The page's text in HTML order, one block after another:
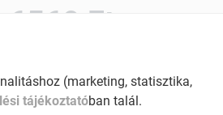
6569 Ft
Készletinformáció:
(marketing, statisztika,
tájékoztatóban talál.